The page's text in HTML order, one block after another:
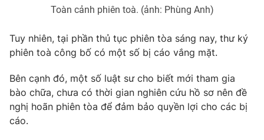
VTV9 VTV8
Liên hệ tòa soạn English
Toàn cảnh phiên toà. (ảnh: Phùng Anh)
Tuy nhiên, tại phần thủ tục phiên tòa sáng nay, thư ký
phiên toà công bố có một số bị cáo vắng mặt.
Bên cạnh đó, một số luật sư cho biết mới tham gia
bào chữa, chưa có thời gian nghiên cứu hồ sơ nên đề
nghị hoãn phiên tòa để đảm bảo quyền lợi cho các bị
cáo.